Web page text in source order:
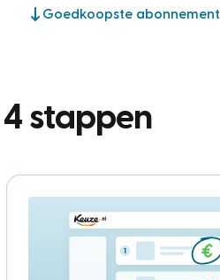
Goedkoopste abonnement
stappen